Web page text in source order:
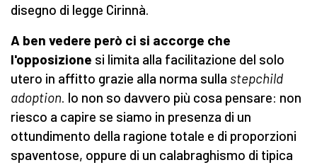
disegno di legge Cirinnà.
A ben vedere però ci si accorge che
l'opposizione si limita alla facilitazione del solo
utero in affitto grazie alla norma sulla stepchild
adoption. Io non so davvero più cosa pensare: non
riesco a capire se siamo in presenza di un
ottundimento della ragione totale e di proporzioni
spaventose, oppure di un calabraghismo di tipica